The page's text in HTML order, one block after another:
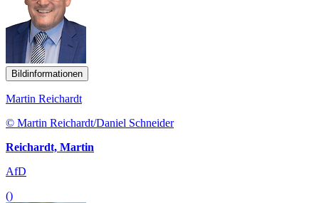
Bildinformationen
Martin Reichardt
© Martin Reichardt/Daniel Schneider
Reichardt, Martin
AfD
()